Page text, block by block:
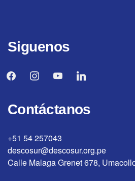
Siguenos
facebookinstagramyoutubelinkedin
Contáctanos
+51 54 257043
descosur@descosur.org.pe
Calle Malaga Grenet 678,